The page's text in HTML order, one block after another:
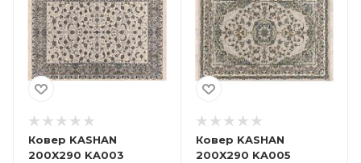
Ковер KASHAN
200X290 KA003
Ковер KASHAN
200X290 KA005